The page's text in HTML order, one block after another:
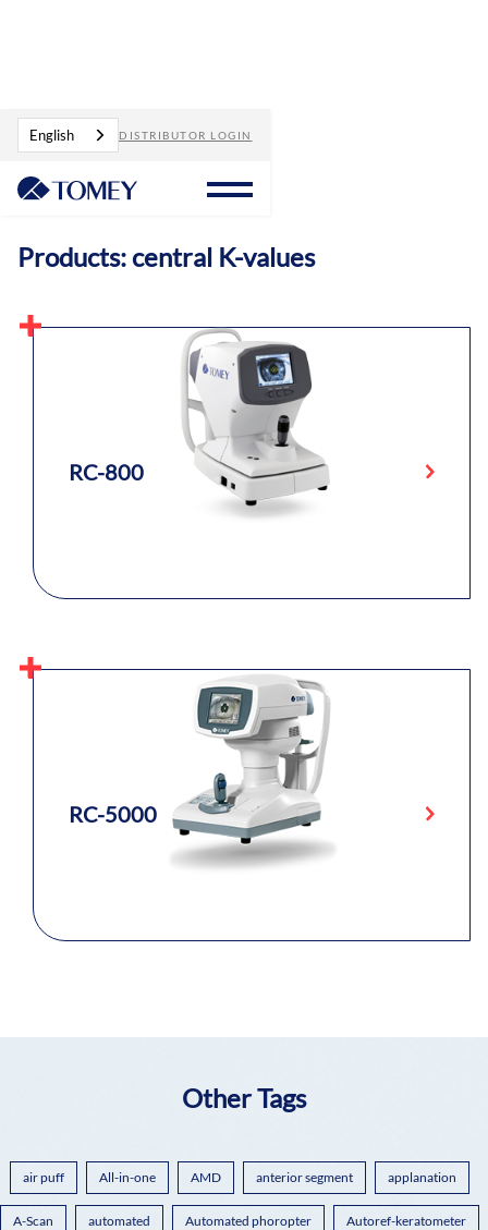
English DISTRIBUTOR LOGIN
Products central K-values
Products: central K-values
RC-800
RC-5000
Other Tags
air puff All-in-one AMD anterior segment applanation
A-Scan automated Automated phoropter Autoref-keratometer